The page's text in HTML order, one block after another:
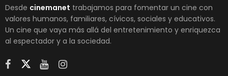
Desde cinemanet trabajamos para fomentar un cine con
valores humanos, familiares, cívicos, sociales y educativos.
Un cine que vaya más allá del entretenimiento y enriquezca
al espectador y a la sociedad.